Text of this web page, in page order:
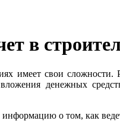
в
имеет свои сложности.
денежных
о том, как